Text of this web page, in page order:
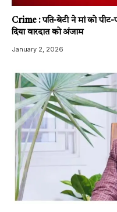
Crime : पति-बेटी ने मां को
दिया वारदात को अंजाम
January 2, 2026